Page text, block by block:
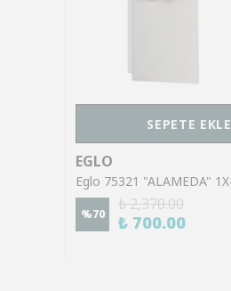
SEPETE EKLE
EGLO
%70
₺ 2,370.00
₺ 700.00